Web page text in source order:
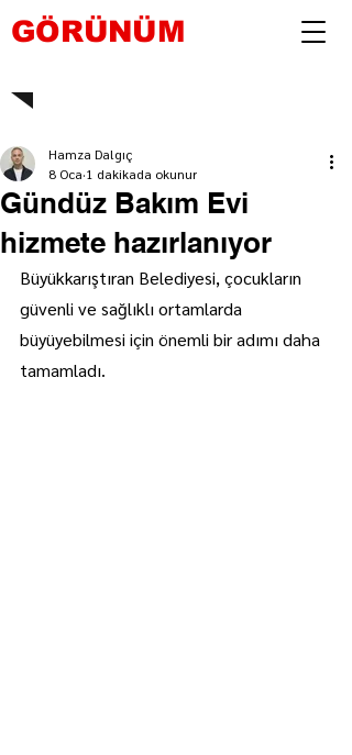
GÖRÜNÜM
Gündüz Bakım Evi
hizmete hazırlanıyor
Hamza Dalgıç
8 Oca 1 dakikada okunur
Büyükkarıştıran Belediyesi, çocukların
güvenli ve sağlıklı ortamlarda
büyüyebilmesi için önemli bir adımı daha
tamamladı.